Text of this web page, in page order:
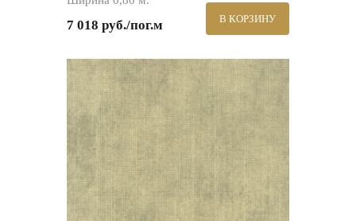
7 018 руб./пог.м В КОРЗИНУ